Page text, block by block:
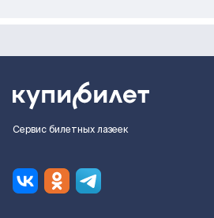
Сервис билетных лазеек